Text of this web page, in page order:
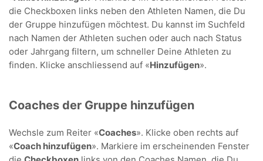
die Checkboxen links neben den Athleten Namen, die Du
der Gruppe hinzufügen möchtest. Du kannst im Suchfeld
nach Namen der Athleten suchen oder auch nach Status
oder Jahrgang filtern, um schneller Deine Athleten zu
finden. Klicke anschliessend auf «Hinzufügen».
Coaches der Gruppe hinzufügen
Wechsle zum Reiter «Coaches». Klicke oben rechts auf
«Coach hinzufügen». Markiere im erscheinenden Fenster